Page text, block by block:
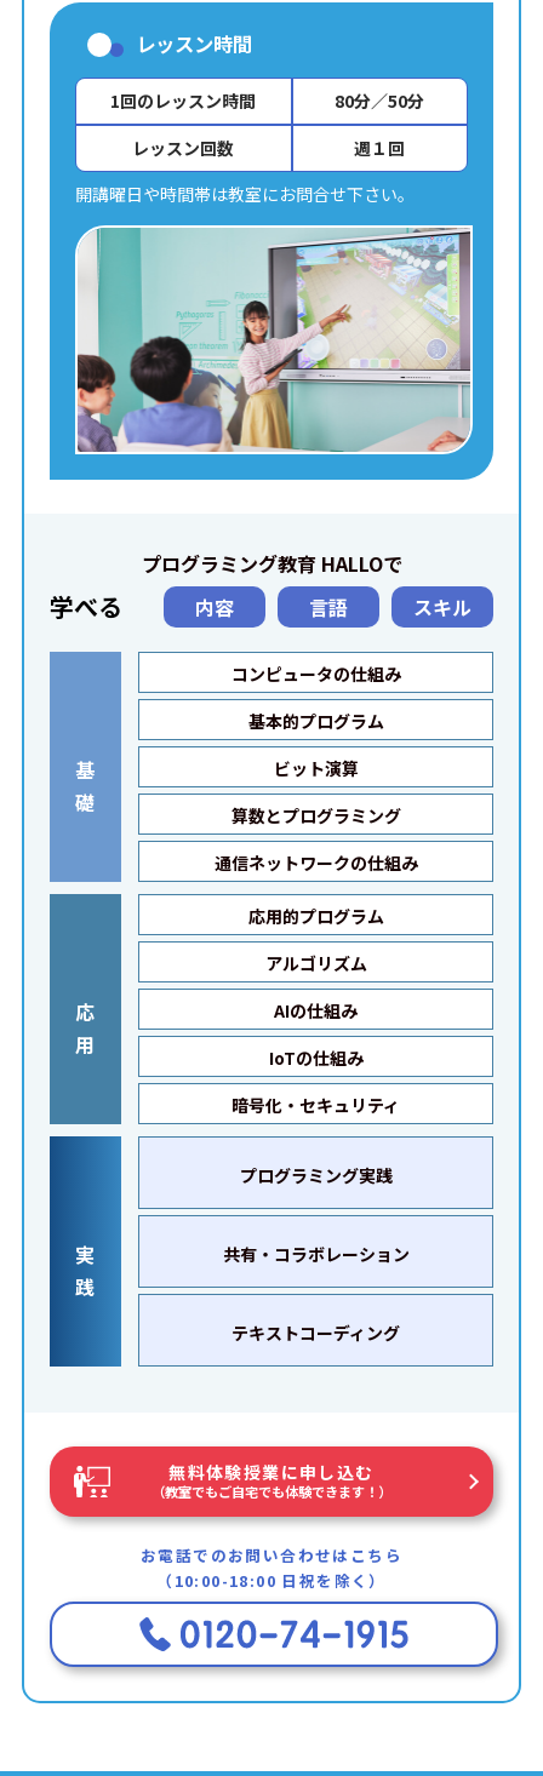
レッスン時間
1回のレッスン時間
80分／50分
レッスン回数
週１回
開講曜日や時間帯は教室にお問合せ下さい。
プログラミング教育 HALLOで
学べる 内容 言語 スキル
基
礎
コンピュータの仕組み
基本的プログラム
ビット演算
算数とプログラミング
通信ネットワークの仕組み
応
用
応用的プログラム
アルゴリズム
AIの仕組み
IoTの仕組み
暗号化・セキュリティ
実
践
プログラミング実践
共有・コラボレーション
テキストコーディング
無料体験授業に申し込む
（教室でもご自宅でも体験できます！）
お電話でのお問い合わせはこちら
（10:00-18:00 日祝を除く）